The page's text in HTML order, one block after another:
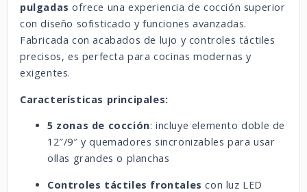
pulgadas ofrece una experiencia de cocción superior
con diseño sofisticado y funciones avanzadas.
Fabricada con acabados de lujo y controles táctiles
precisos, es perfecta para cocinas modernas y
exigentes.
Características principales:
5 zonas de cocción: incluye elemento doble de
12″/9″ y quemadores sincronizables para usar
ollas grandes o planchas
Controles táctiles frontales con luz LED